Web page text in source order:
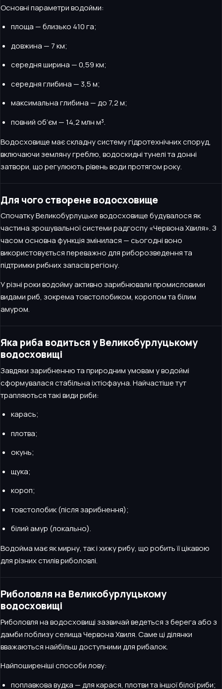
Основні параметри водойми:
площа — близько 410 га;
довжина — 7 км;
середня ширина — 0,59 км;
середня глибина — 3,5 м;
максимальна глибина — до 7,2 м;
повний об’єм — 14,2 млн м³.
Водосховище має складну систему гідротехнічних споруд,
включаючи земляну греблю, водоскидні тунелі та донні
затвори, що регулюють рівень води протягом року.
Для чого створене водосховище
Спочатку Великобурлуцьке водосховище будувалося як
частина зрошувальної системи радгоспу «Червона Хвиля». З
часом основна функція змінилася — сьогодні воно
використовується переважно для риборозведення та
підтримки рибних запасів регіону.
У різні роки водойму активно зарибнювали промисловими
видами риб, зокрема товстолобиком, коропом та білим
амуром.
Яка риба водиться у Великобурлуцькому
водосховищі
Завдяки зарибненню та природним умовам у водоймі
сформувалася стабільна іхтіофауна. Найчастіше тут
трапляються такі види риби:
карась;
плотва;
окунь;
щука;
короп;
товстолобик (після зарибнення);
білий амур (локально).
Водойма має як мирну, так і хижу рибу, що робить її цікавою
для різних стилів риболовлі.
Риболовля на Великобурлуцькому
водосховищі
Риболовля на водосховищі зазвичай ведеться з берега або з
дамби поблизу селища Червона Хвиля. Саме ці ділянки
вважаються найбільш доступними для рибалок.
Найпоширеніші способи лову:
поплавкова вудка — для карася, плотви та іншої білої риби;